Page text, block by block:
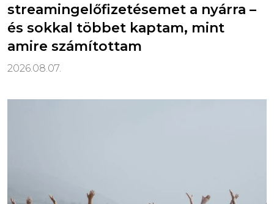
streamingelőfizetésemet a nyárra –
és sokkal többet kaptam, mint
amire számítottam
2026.08.07.